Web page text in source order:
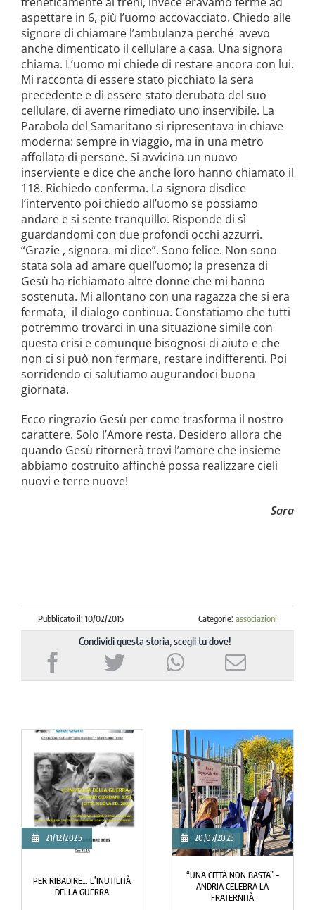
aspettare in 6, più l’uomo accovacciato. Chiedo alle
signore di chiamare l’ambulanza perché avevo
anche dimenticato il cellulare a casa. Una signora
chiama. L’uomo mi chiede di restare ancora con lui.
Mi racconta di essere stato picchiato la sera
precedente e di essere stato derubato del suo
cellulare, di averne rimediato uno inservibile. La
Parabola del Samaritano si ripresentava in chiave
moderna: sempre in viaggio, ma in una metro
affollata di persone. Si avvicina un nuovo
inserviente e dice che anche loro hanno chiamato il
118. Richiedo conferma. La signora disdice
l’intervento poi chiedo all’uomo se possiamo
andare e si sente tranquillo. Risponde di sì
guardandomi con due profondi occhi azzurri.
“Grazie , signora. mi dice”. Sono felice. Non sono
stata sola ad amare quell’uomo; la presenza di
Gesù ha richiamato altre donne che mi hanno
sostenuta. Mi allontano con una ragazza che si era
fermata, il dialogo continua. Constatiamo che tutti
potremmo trovarci in una situazione simile con
questa crisi e comunque bisognosi di aiuto e che
non ci si può non fermare, restare indifferenti. Poi
sorridendo ci salutiamo augurandoci buona
giornata.
Ecco ringrazio Gesù per come trasforma il nostro
carattere. Solo l’Amore resta. Desidero allora che
quando Gesù ritornerà trovi l’amore che insieme
abbiamo costruito affinché possa realizzare cieli
nuovi e terre nuove!
Sara
Pubblicato il: 10/02/2015 Categorie:associazioni
Condividi questa storia, scegli tu dove!
20/07/2025
“UNA CITTÀ NON BASTA” –
ANDRIA CELEBRA LA
FRATERNITÀ
08/03/2023
ANDRIA, QUARTIERE SAN
GIUSEPPE ARTIGIANO: DUE
PARCHI DEDICATI A CHIARA
LUBICH E IGINO GIORDANI